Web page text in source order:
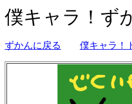
僕キャラ！ず
ずかんに戻る 僕キャラ！